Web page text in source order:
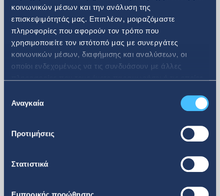
κοινωνικών μέσων και την ανάλυση της
επισκεψιμότητάς μας. Επιπλέον, μοιραζόμαστε
πληροφορίες που αφορούν τον τρόπο που
χρησιμοποιείτε τον ιστότοπό μας με συνεργάτες
κοινωνικών μέσων, διαφήμισης και αναλύσεων, οι
οποίοι ενδεχομένως να τις συνδυάσουν με άλλες
των υπηρεσιών τους.
συγκατάθεσης
Αναγκαία
Προτιμήσεις
Στατιστικά
Εμπορικής προώθησης